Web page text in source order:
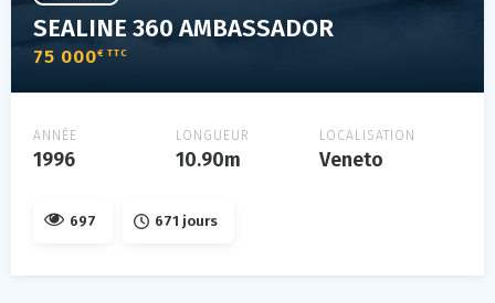
SEALINE 360 AMBASSADOR
75 000€ TTC
ANNÉE
1996
LONGUEUR
10.90m
LOCALISATION
Veneto
697 671 jours